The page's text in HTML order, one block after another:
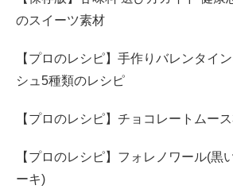
のスイーツ素材
【プロのレシピ】手作りバレンタイ
シュ5種類のレシピ
【プロのレシピ】チョコレートムー
【プロのレシピ】フォレノワール(黒
ーキ)